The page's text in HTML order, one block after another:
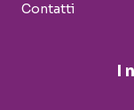
Contatti
I